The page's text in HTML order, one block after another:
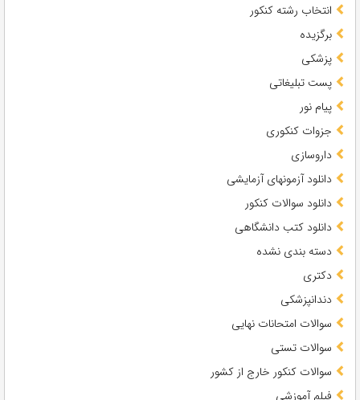
انتخاب رشته کنکور
برگزیده
پزشکی
پست تبلیغاتی
پیام نور
جزوات کنکوری
داروسازی
دانلود آزمونهای آزمایشی
دانلود سوالات کنکور
دانلود کتب دانشگاهی
دسته بندی نشده
دکتری
دندانپزشکی
سوالات امتحانات نهایی
سوالات تستی
سوالات کنکور خارج از کشور
فیلم آموزشی